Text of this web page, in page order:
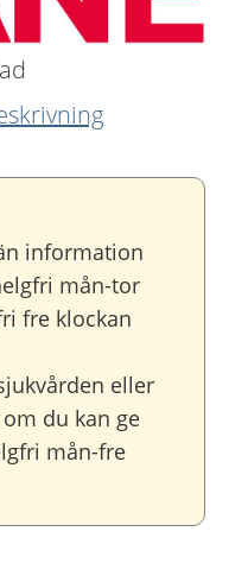
information
mån-tor
fre klockan
eller
du kan ge
mån-fre